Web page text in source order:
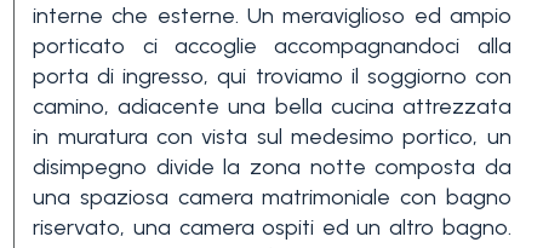
interne che esterne. Un meraviglioso ed ampio
porticato ci accoglie accompagnandoci alla
porta di ingresso, qui troviamo il soggiorno con
camino, adiacente una bella cucina attrezzata
in muratura con vista sul medesimo portico, un
disimpegno divide la zona notte composta da
una spaziosa camera matrimoniale con bagno
riservato, una camera ospiti ed un altro bagno.
2
3+